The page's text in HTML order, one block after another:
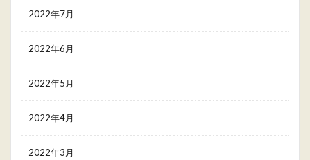
2022年7月
2022年6月
2022年5月
2022年4月
2022年3月